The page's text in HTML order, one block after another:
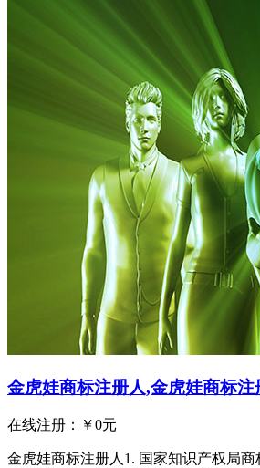
金虎娃商标注册人,金虎娃商标注
在线注册：￥0元
金虎娃商标注册人1. 国家知识产权局